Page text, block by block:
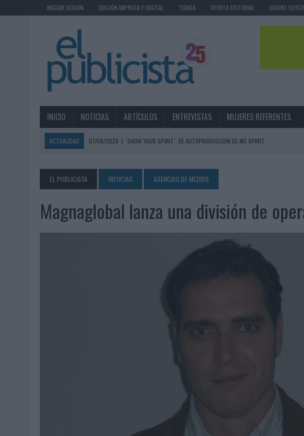
INICIAR SESIÓN EDICIÓN IMPRESA Y DIGITAL TIENDA OFERTA EDITORIAL QUIERO
INICIO NOTICIAS ARTÍCULOS ENTREVISTAS MUJERES REFERENTES
ACTUALIDAD 07/08/2026 | ‘SHOW YOUR SPIRIT’, DE AUTOPRODUCCIÓN DE MG SPIRIT
07/08/2026 | MG SPIRIT RELANZA SU MARCA CON UNA ESTRATEGIA 360º CENTRADA EN EL ORIGEN
07/08/2026
PATRÓN CONVIERTE EL NUEVO SINGLE DE ARÓN PIPER EN UNA EXPERIENCIA DE MARCA EN IBIZA
07/08/2026 | EL VERANO PONE A PRUEBA LA ESTRATEGIA DIGITAL DE LAS MARCAS
CUANDO SE APAGUE EL SOL, EL ECLIPSE DE 2026 PONDRÁ A PRUEBA LA CREATIVIDAD DE LAS
‘LA VUELTA’, DE FENOMENAL PARA MÁLAGA CF
SIETE DE CADA DIEZ EMPRESAS ESPAÑOLAS NO INTEGRAN LA INFANCIA EN SU ESTRATEGIA
EL USO DE LA IA GENERATIVA ALCANZA YA AL 62% DE LOS ESPAÑOLES
SYSTEM1 NOMBRA A KIMBERLY BASTONI COMO NUEVA DIRECTORA COMERCIAL GLOBAL
LA IA ESTÁ SUBIENDO EL LISTÓN DE LA CREATIVIDAD
BEON WORLDWIDE LANZA RAÍZ URBANA PARA TRANSFORMAR EL PATRIMONIO HISTÓRICO EN
FABRA COMUNICACIÓN INCORPORA A CASONÁ Y ASUME LA GESTIÓN DE SUS RELACIONES
LOPESAN HOTELS & RESORTS ACERCA EL PARAÍSO CANARIO EN SU ÚLTIMA CAMPAÑA
LUIS ARQUILLOS (BURGO DE ARIAS): “LA CONSTRUCCIÓN DE MARCA A LARGO PLAZO Y LA
EL PUBLICISTA NOTICIAS AGENCIAS DE MEDIOS
Magnaglobal lanza una división de